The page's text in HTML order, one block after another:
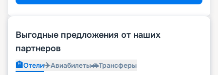
Выгодные предложения от наших
партнеров
🏨Отели✈️Авиабилеты🚗Трансферы